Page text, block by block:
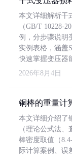
本文详细解析干
（GB/T 10228-
例，分步骤说明
实例表格，涵盖
快速掌握变压器
2026年8月4日
铜棒的重量计
本文详细介绍了
（理论公式法
棒密度取值（
际计算案例、误